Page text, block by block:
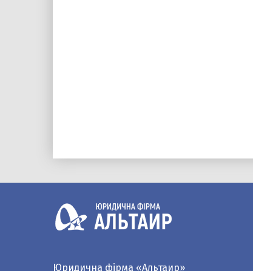
Юридична фірма «Альтаир»